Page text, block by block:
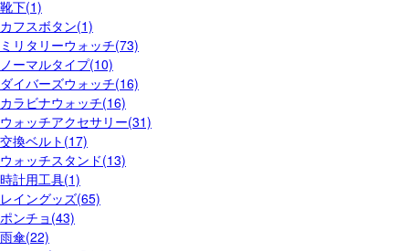
靴下(1)
カフスボタン(1)
ミリタリーウォッチ(73)
ノーマルタイプ(10)
ダイバーズウォッチ(16)
カラビナウォッチ(16)
ウォッチアクセサリー(31)
交換ベルト(17)
ウォッチスタンド(13)
時計用工具(1)
レイングッズ(65)
ポンチョ(43)
雨傘(22)